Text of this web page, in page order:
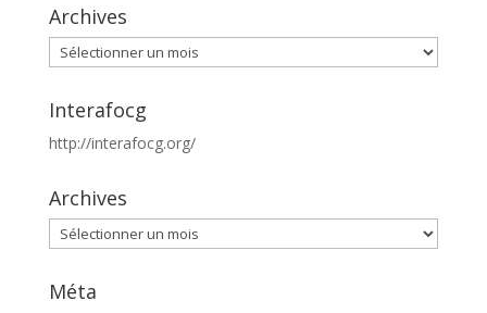
Archives
Archives
Interafocg
http://interafocg.org/
Archives
Archives
Méta